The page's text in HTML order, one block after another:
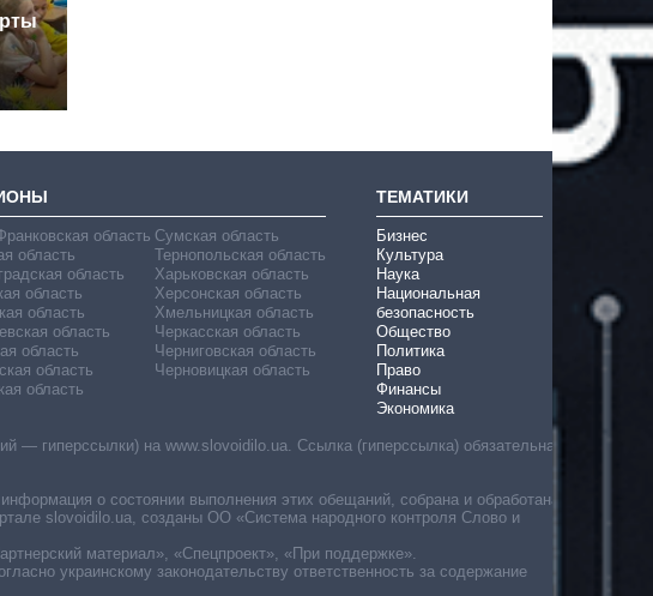
область
область
область
область
область
область
область
область
область
Сумская область
Тернопольская область
Харьковская область
Херсонская область
Хмельницкая область
Черкасская область
Черниговская область
Черновицкая область
ТЕМАТИКИ
Бизнес
Культура
Наука
Национальная
безопасность
Общество
Политика
Право
Финансы
Экономика
— гиперссылки) на www.slovoidilo.ua. Ссылка (гиперссылка) обязательна
о состоянии выполнения этих обещаний, собрана и обработана
slovoidilo.ua, созданы ОО «Система народного контроля Слово и
материал», «Спецпроект», «При поддержке».
украинскому законодательству ответственность за содержание